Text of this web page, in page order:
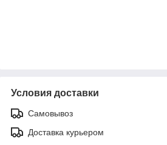
Условия доставки
Самовывоз
Доставка курьером